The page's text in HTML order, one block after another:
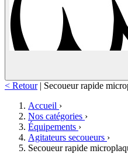
< Retour | Secoueur rapide
Accueil ›
Nos catégories ›
Équipements ›
Agitateurs secoueurs ›
Secoueur rapide